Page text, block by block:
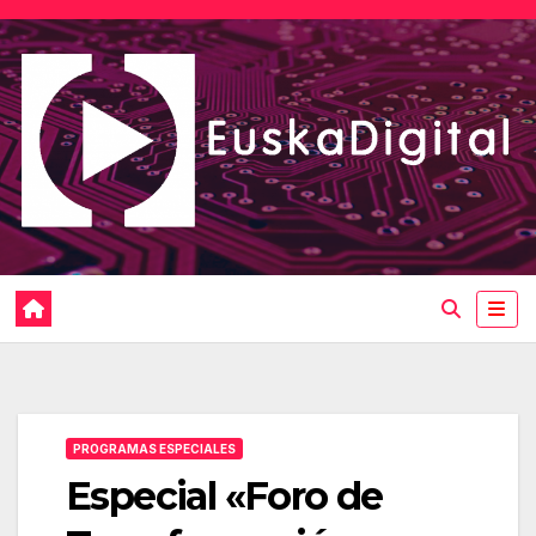
Saltar
al
contenido
PROGRAMAS ESPECIALES
Especial «Foro de